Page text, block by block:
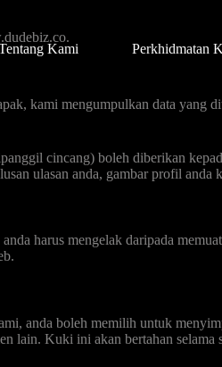
Kami Perkhidmatan
kami mengumpulkan data yang
cincang) boleh diberikan
ulasan anda, gambar profil anda
harus mengelak daripada
anda boleh memilih untuk
lain. Kuki ini akan bertahan selama